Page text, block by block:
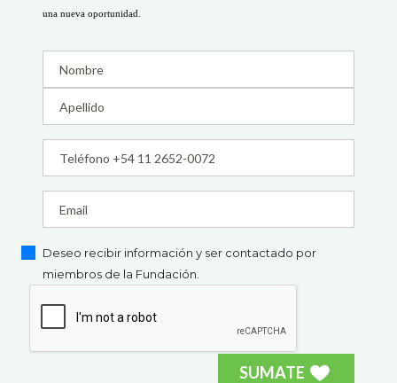
una nueva oportunidad.
Deseo recibir información y ser contactado por
miembros de la Fundación.
SUMATE